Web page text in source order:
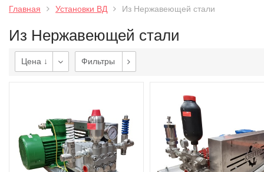
Главная Установки ВД Из Нержавеющей стали
Из Нержавеющей стали
Цена ↓ Фильтры